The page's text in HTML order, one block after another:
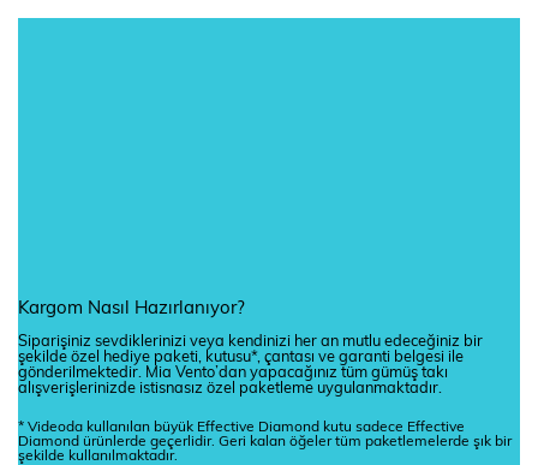
Kargom Nasıl Hazırlanıyor?
Siparişiniz sevdiklerinizi veya kendinizi her an mutlu edeceğiniz bir
şekilde özel hediye paketi, kutusu*, çantası ve garanti belgesi ile
gönderilmektedir. Mia Vento’dan yapacağınız tüm gümüş takı
alışverişlerinizde istisnasız özel paketleme uygulanmaktadır.
* Videoda kullanılan büyük Effective Diamond kutu sadece Effective
Diamond ürünlerde geçerlidir. Geri kalan öğeler tüm paketlemelerde şık bir
şekilde kullanılmaktadır.